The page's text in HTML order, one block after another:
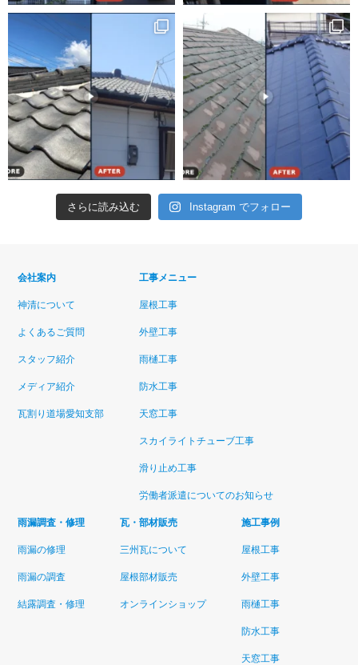
さらに読み込む Instagram でフォロー
会社案内
神清について
よくあるご質問
スタッフ紹介
メディア紹介
瓦割り道場愛知支部
工事メニュー
屋根工事
外壁工事
雨樋工事
防水工事
天窓工事
スカイライトチューブ工事
滑り止め工事
労働者派遣についてのお知らせ
雨漏調査・修理
雨漏の修理
雨漏の調査
結露調査・修理
瓦・部材販売
三州瓦について
屋根部材販売
オンラインショップ
施工事例
屋根工事
外壁工事
雨樋工事
防水工事
天窓工事